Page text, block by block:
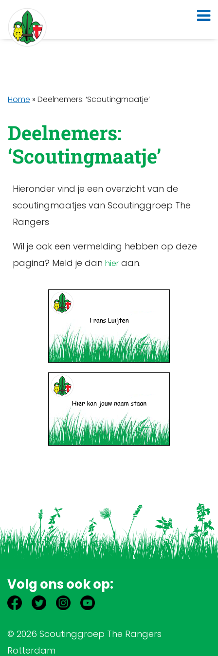
Home » Deelnemers: ‘Scoutingmaatje’
Deelnemers:
‘Scoutingmaatje’
Hieronder vind je een overzicht van de
scoutingmaatjes van Scoutinggroep The
Rangers
Wil je ook een vermelding hebben op deze
pagina? Meld je dan hier aan.
Volg ons ook op:
© 2026 Scoutinggroep The Rangers
Rotterdam